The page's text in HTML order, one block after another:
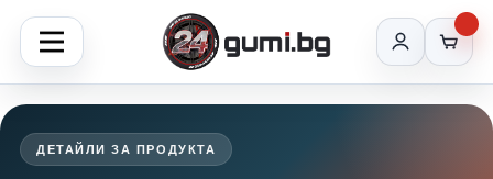
ДЕТАЙЛИ ЗА ПРОДУКТА